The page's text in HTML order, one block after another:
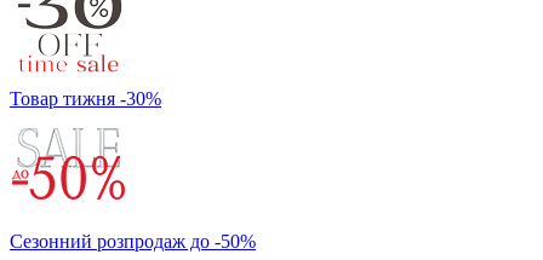
Товар тижня -30%
Сезонний розпродаж до -50%